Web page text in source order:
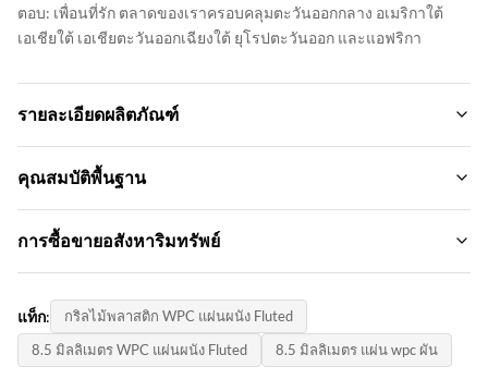
ตอบ: เพื่อนที่รัก ตลาดของเราครอบคลุมตะวันออกกลาง อเมริกาใต้
เอเชียใต้ เอเชียตะวันออกเฉียงใต้ ยุโรปตะวันออก และแอฟริกา
รายละเอียดผลิตภัณฑ์
Material:
วัสดุสิ่งแวดล้อมคอมโพสิตพลาสติก
Feature:
Color:
ลูกค้าต้องการ
คุณสมบัติพื้นฐาน
ชื่อแบรนด์:
รูปแบบสินค้า:
ปรับแต่งได้
การซื้อขายอสังหาริมทรัพย์
ต่อรอง
ราคาต่อหน่วย:
แท็ก:
กริลไม้พลาสติก WPC แผ่นผนัง Fluted
8.5 มิลลิเมตร WPC แผ่นผนัง Fluted
8.5 มิลลิเมตร แผ่น wpc ผัน